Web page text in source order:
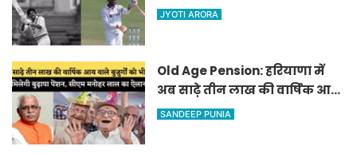
जडेजा, ऐसा करने वाले बने मात्र
JYOTI ARORA
Old Age Pension: हरियाणा में
अब साढ़े तीन लाख की वार्षिक आय
वाले बुजुर्गों को भी मिलेगी बुढ़ापा
SANDEEP PUNIA